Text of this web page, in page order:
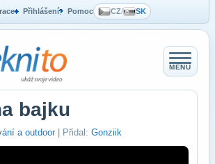
Přihlášení Pomoc CZ/ SK
MENU
bajku
a outdoor | Přidal: Gonziik